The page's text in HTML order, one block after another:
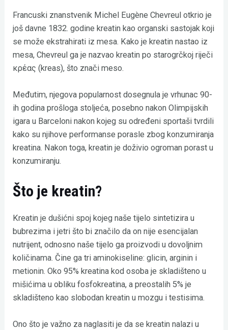
Francuski znanstvenik Michel Eugène Chevreul otkrio je
još davne 1832. godine kreatin kao organski sastojak koji
se može ekstrahirati iz mesa. Kako je kreatin nastao iz
mesa, Chevreul ga je nazvao kreatin po starogrčkoj riječi
κρέας (kreas), što znači meso.
Međutim, njegova popularnost dosegnula je vrhunac 90-
ih godina prošloga stoljeća, posebno nakon Olimpijskih
igara u Barceloni nakon kojeg su određeni sportaši tvrdili
kako su njihove performanse porasle zbog konzumiranja
kreatina. Nakon toga, kreatin je doživio ogroman porast u
konzumiranju.
Što je kreatin?
Kreatin je dušićni spoj kojeg naše tijelo sintetizira u
bubrezima i jetri što bi značilo da on nije esencijalan
nutrijent, odnosno naše tijelo ga proizvodi u dovoljnim
količinama. Čine ga tri aminokiseline: glicin, arginin i
metionin. Oko 95% kreatina kod osoba je skladišteno u
mišićima u obliku fosfokreatina, a preostalih 5% je
skladišteno kao slobodan kreatin u mozgu i testisima.
Ono što je važno za naglasiti je da se kreatin nalazi u